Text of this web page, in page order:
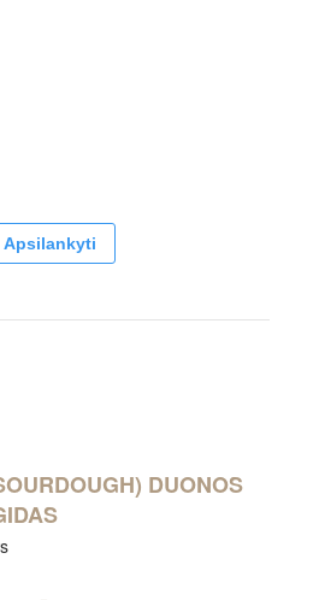
Apsilankyti
DUONOS